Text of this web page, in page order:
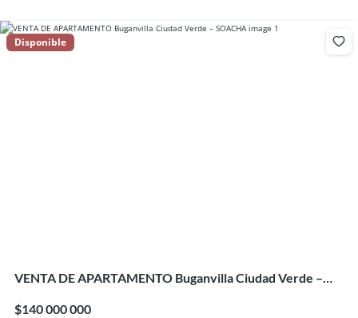
Disponible
VENTA DE APARTAMENTO Buganvilla Ciudad Verde –
$140 000 000